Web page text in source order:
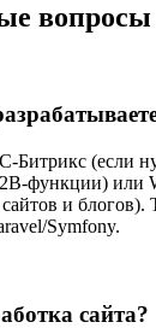
вопросы
Битрикс (если
функции) или
и блогов).
Symfony.
сайта?